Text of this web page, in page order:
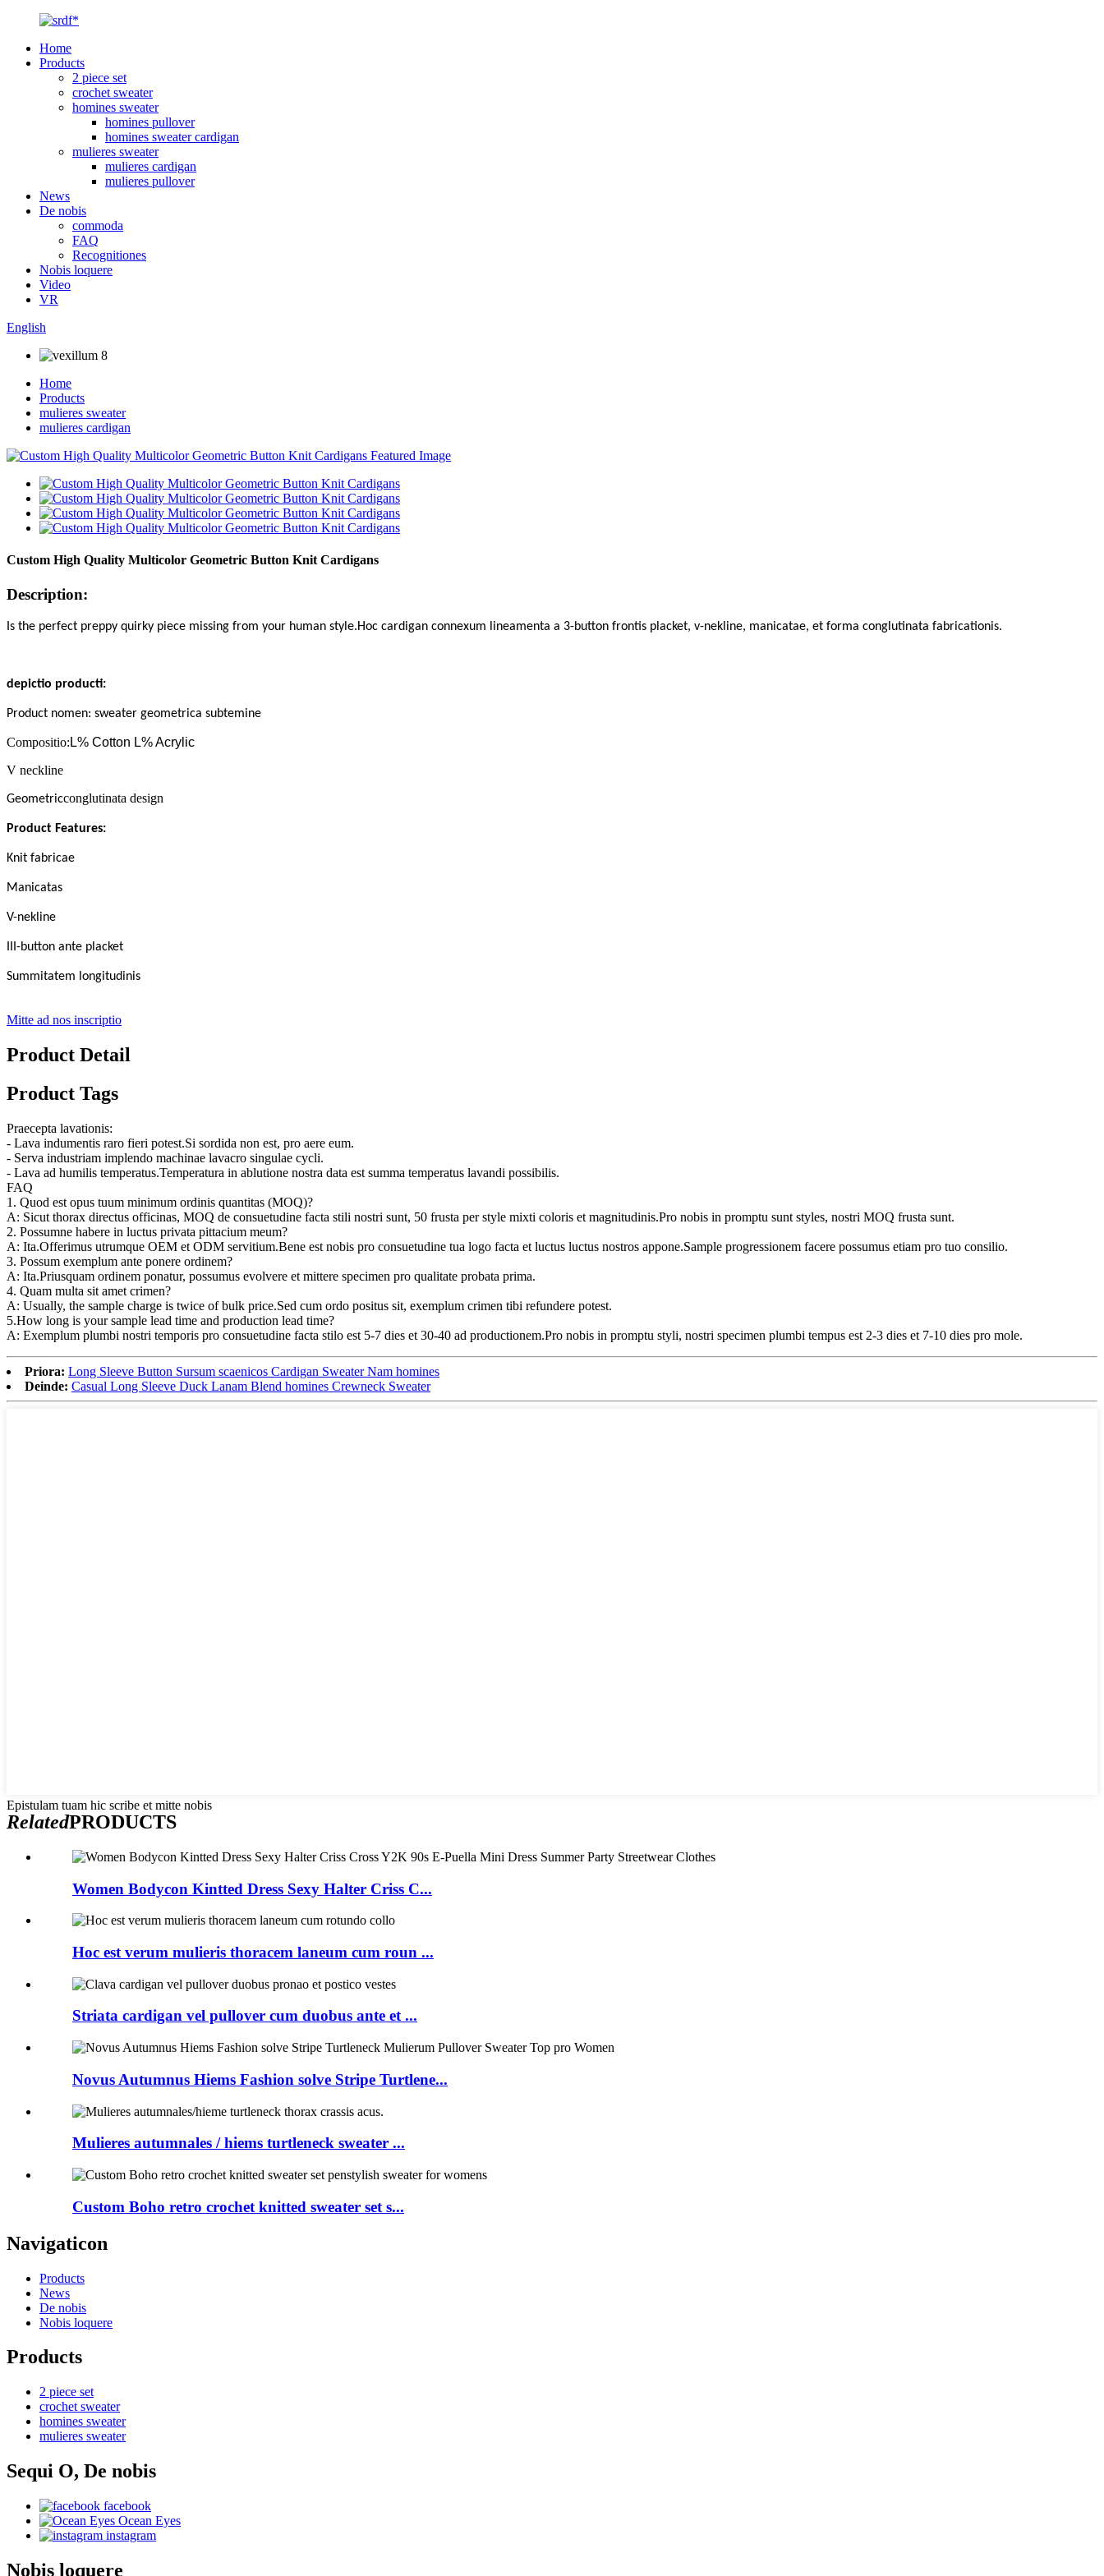
Home
Products
2 piece set
crochet sweater
homines sweater
homines pullover
homines sweater cardigan
mulieres sweater
mulieres cardigan
mulieres pullover
News
De nobis
commoda
FAQ
Recognitiones
Nobis loquere
Video
VR
English
Home
Products
mulieres sweater
mulieres cardigan
Custom High Quality Multicolor Geometric Button Knit Cardigans
Description:
Is the perfect preppy quirky piece missing from your human style.Hoc cardigan connexum lineamenta a 3-button frontis placket, v-nekline, manicatae, et forma conglutinata fabricationis.
depictio producti:
Product nomen: sweater geometrica subtemine
Compositio: L% Cotton L% Acrylic
V neckline
Geometricconglutinata design
Product Features:
Knit fabricae
Manicatas
V-nekline
III-button ante placket
Summitatem longitudinis
Mitte ad nos inscriptio
Product Detail
Product Tags
Praecepta lavationis:
- Lava indumentis raro fieri potest.Si sordida non est, pro aere eum.
- Serva industriam implendo machinae lavacro singulae cycli.
- Lava ad humilis temperatus.Temperatura in ablutione nostra data est summa temperatus lavandi possibilis.
FAQ
1. Quod est opus tuum minimum ordinis quantitas (MOQ)?
A: Sicut thorax directus officinas, MOQ de consuetudine facta stili nostri sunt, 50 frusta per style mixti coloris et magnitudinis.Pro nobis in promptu sunt styles, nostri MOQ frusta sunt.
2. Possumne habere in luctus privata pittacium meum?
A: Ita.Offerimus utrumque OEM et ODM servitium.Bene est nobis pro consuetudine tua logo facta et luctus luctus nostros appone.Sample progressionem facere possumus etiam pro tuo consilio.
3. Possum exemplum ante ponere ordinem?
A: Ita.Priusquam ordinem ponatur, possumus evolvere et mittere specimen pro qualitate probata prima.
4. Quam multa sit amet crimen?
A: Usually, the sample charge is twice of bulk price.Sed cum ordo positus sit, exemplum crimen tibi refundere potest.
5.How long is your sample lead time and production lead time?
A: Exemplum plumbi nostri temporis pro consuetudine facta stilo est 5-7 dies et 30-40 ad productionem.Pro nobis in promptu styli, nostri specimen plumbi tempus est 2-3 dies et 7-10 dies pro mole.
Priora: Long Sleeve Button Sursum scaenicos Cardigan Sweater Nam homines
Deinde: Casual Long Sleeve Duck Lanam Blend homines Crewneck Sweater
Epistulam tuam hic scribe et mitte nobis
RelatedPRODUCTS
Women Bodycon Kintted Dress Sexy Halter Criss C...
Hoc est verum mulieris thoracem laneum cum roun ...
Striata cardigan vel pullover cum duobus ante et ...
Novus Autumnus Hiems Fashion solve Stripe Turtlene...
Mulieres autumnales / hiems turtleneck sweater ...
Custom Boho retro crochet knitted sweater set s...
Navigaticon
Products
News
De nobis
Nobis loquere
Products
2 piece set
crochet sweater
homines sweater
mulieres sweater
Sequi O, De nobis
facebook
Ocean Eyes
instagram
Nobis loquere